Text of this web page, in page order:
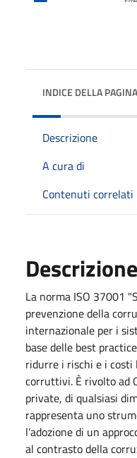
INDICE DELLA PAGINA
Descrizione
A cura di
Contenuti correlati
Descrizione
La norma ISO 37001
prevenzione della
internazionale per i
base delle best
ridurre i rischi e i costi
corruttivi. È rivolto ad
private, di qualsiasi
rappresenta uno
l’adozione di un
al contrasto della